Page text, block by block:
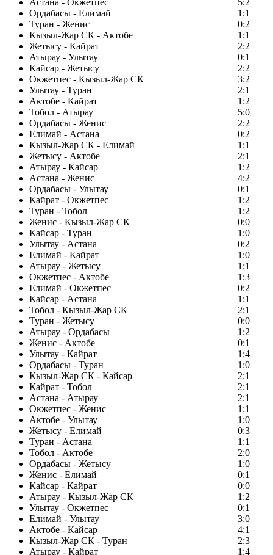
Астана - Окжетпес
5:2
Ордабасы - Елимай
1:1
Туран - Женис
0:2
Кызыл-Жар СК - Актобе
1:1
Жетысу - Кайрат
2:2
Атырау - Улытау
0:1
Кайсар - Жетысу
2:2
Окжетпес - Кызыл-Жар СК
3:2
Улытау - Туран
2:1
Актобе - Кайрат
1:2
Тобол - Атырау
5:0
Ордабасы - Женис
2:2
Елимай - Астана
0:2
Кызыл-Жар СК - Елимай
1:1
Жетысу - Актобе
2:1
Атырау - Кайсар
1:2
Астана - Женис
4:2
Ордабасы - Улытау
0:1
Кайрат - Окжетпес
1:2
Туран - Тобол
1:2
Женис - Кызыл-Жар СК
0:0
Кайсар - Туран
1:0
Улытау - Астана
0:2
Елимай - Кайрат
1:0
Атырау - Жетысу
1:1
Окжетпес - Актобе
1:3
Елимай - Окжетпес
0:2
Кайсар - Астана
1:1
Тобол - Кызыл-Жар СК
2:1
Туран - Жетысу
0:0
Атырау - Ордабасы
1:2
Женис - Актобе
0:1
Улытау - Кайрат
1:4
Ордабасы - Туран
1:0
Кызыл-Жар СК - Кайсар
2:1
Кайрат - Тобол
2:1
Астана - Атырау
2:1
Окжетпес - Женис
1:1
Актобе - Улытау
1:0
Жетысу - Елимай
0:3
Туран - Астана
1:1
Тобол - Актобе
2:0
Ордабасы - Жетысу
1:0
Женис - Елимай
0:1
Кайсар - Кайрат
0:0
Атырау - Кызыл-Жар СК
1:2
Улытау - Окжетпес
0:1
Елимай - Улытау
3:0
Актобе - Кайсар
4:1
Кызыл-Жар СК - Туран
2:3
Атырау - Кайрат
1:4